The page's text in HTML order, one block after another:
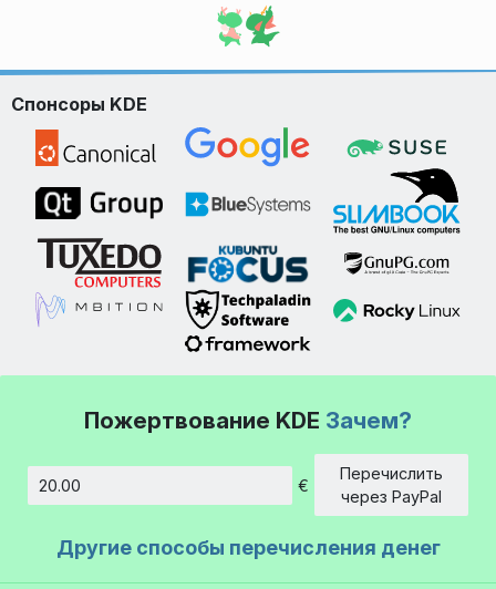
Спонсоры KDE
Пожертвование KDE Зачем?
€
Перечислить
через PayPal
Другие способы перечисления денег